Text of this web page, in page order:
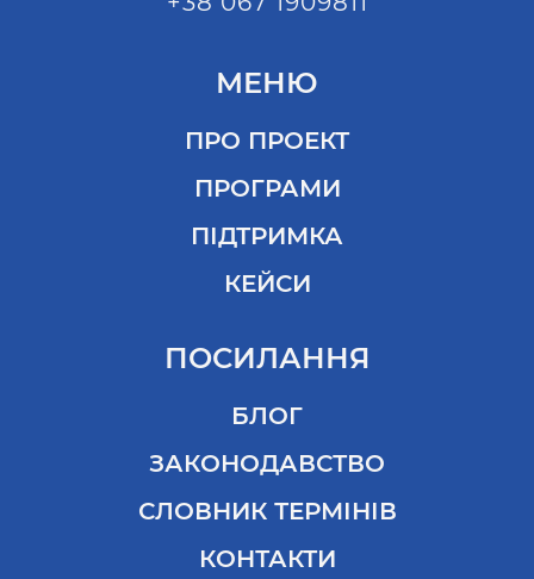
МЕНЮ
ПРО ПРОЕКТ
ПРОГРАМИ
ПІДТРИМКА
КЕЙСИ
ПОСИЛАННЯ
БЛОГ
ЗАКОНОДАВСТВО
СЛОВНИК ТЕРМІНІВ
КОНТАКТИ